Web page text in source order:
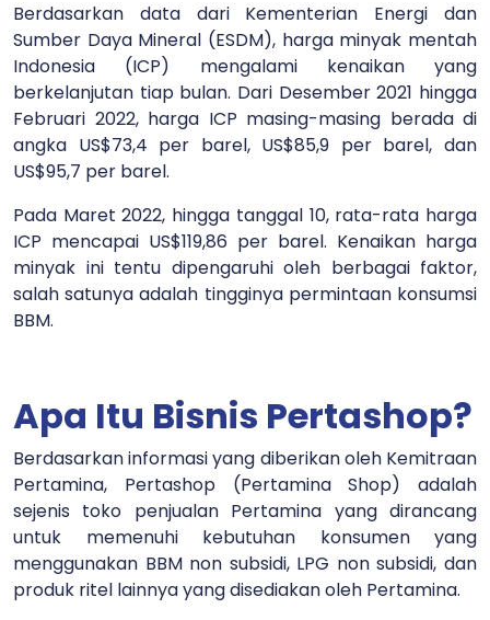
Berdasarkan data dari Kementerian Energi dan
Sumber Daya Mineral (ESDM), harga minyak mentah
Indonesia (ICP) mengalami kenaikan yang
berkelanjutan tiap bulan. Dari Desember 2021 hingga
Februari 2022, harga ICP masing-masing berada di
angka US$73,4 per barel, US$85,9 per barel, dan
US$95,7 per barel.
Pada Maret 2022, hingga tanggal 10, rata-rata harga
ICP mencapai US$119,86 per barel. Kenaikan harga
minyak ini tentu dipengaruhi oleh berbagai faktor,
salah satunya adalah tingginya permintaan konsumsi
BBM.
Apa Itu Bisnis Pertashop?
Berdasarkan informasi yang diberikan oleh Kemitraan
Pertamina, Pertashop (Pertamina Shop) adalah
sejenis toko penjualan Pertamina yang dirancang
untuk memenuhi kebutuhan konsumen yang
menggunakan BBM non subsidi, LPG non subsidi, dan
produk ritel lainnya yang disediakan oleh Pertamina.